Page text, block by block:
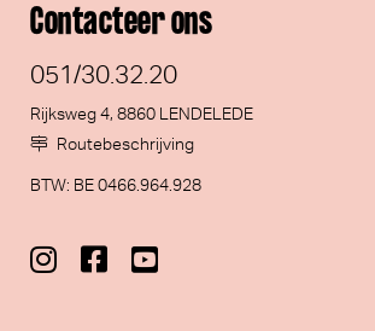
Contacteer ons
051/30.32.20
Rijksweg 4, 8860 LENDELEDE
Routebeschrijving
BTW: BE 0466.964.928